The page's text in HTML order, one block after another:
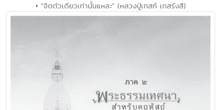
• "จิตตัวเดียวเท่านั้นแหละ" (หลวงปู่เทสก์ เทสรังสี)